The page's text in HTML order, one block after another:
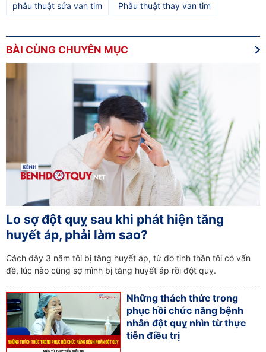
phẫu thuật sửa van tim Phẫu thuật thay van tim
BÀI CÙNG CHUYÊN MỤC
Lo sợ đột quỵ sau khi phát hiện tăng
huyết áp, phải làm sao?
Cách đây 3 năm tôi bị tăng huyết áp, từ đó tinh thần tôi có vấn
đề, lúc nào cũng sợ mình bị tăng huyết áp rồi đột quỵ.
Những thách thức trong
phục hồi chức năng bệnh
nhân đột quỵ nhìn từ thực
tiễn điều trị